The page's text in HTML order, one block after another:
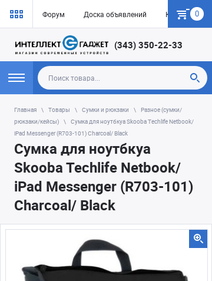
Форум Доска объявлений Как купить
0
(343) 350-22-33
Главная Товары Сумки и рюкзаки
Разное (сумки/
рюкзаки/кейсы)
Сумка для ноутбкуа Skooba Techlife Netbook/
iPad Messenger (R703-101) Charcoal/ Black
Сумка для ноутбкуа
Skooba Techlife Netbook/
iPad Messenger (R703-101)
Charcoal/ Black